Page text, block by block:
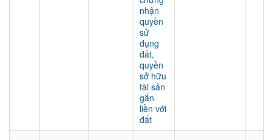
nhận
quyền
sử
dụng
đất,
quyền
sở hữu
tài sản
gắn
liền với
đất